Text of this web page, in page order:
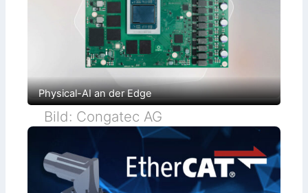
Physical-AI an der Edge
Bild: Congatec AG